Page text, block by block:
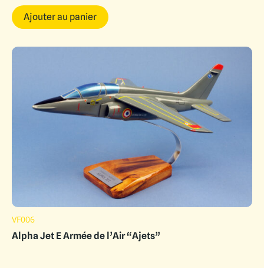
Ajouter au panier
VF006
Alpha Jet E Armée de l’Air “Ajets”